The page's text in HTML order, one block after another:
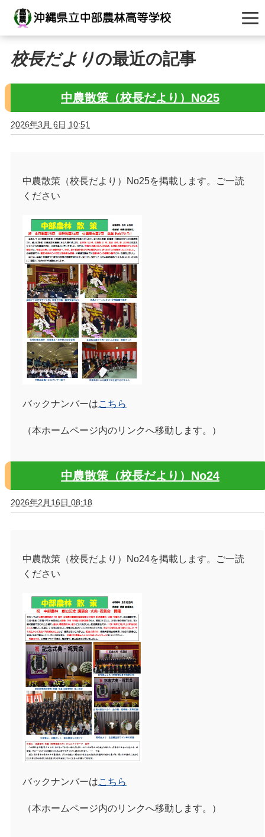
校長だよりの最近の記事
中農散策（校長だより）No25
2026年3月 6日 10:51
中農散策（校長だより）No25を掲載します。ご一読
ください
バックナンバーはこちら
（本ホームページ内のリンクへ移動します。）
中農散策（校長だより）No24
2026年2月16日 08:18
中農散策（校長だより）No24を掲載します。ご一読
ください
バックナンバーはこちら
（本ホームページ内のリンクへ移動します。）